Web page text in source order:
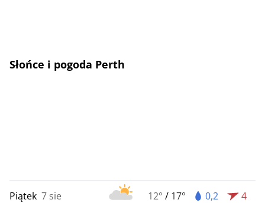
Słońce i pogoda Perth
Piątek 7 sie 12° / 17° 0,2 4